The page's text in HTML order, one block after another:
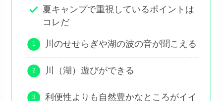
夏キャンプで重視しているポイントは
コレだ
川のせせらぎや湖の波の音が聞こえる
川（湖）遊びができる
利便性よりも自然豊かなところがイイ